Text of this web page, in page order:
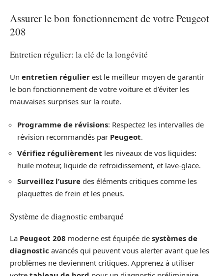
Assurer le bon fonctionnement de votre Peugeot
208
Entretien régulier: la clé de la longévité
Un entretien régulier est le meilleur moyen de garantir
le bon fonctionnement de votre voiture et d’éviter les
mauvaises surprises sur la route.
Programme de révisions: Respectez les intervalles de
révision recommandés par Peugeot.
Vérifiez régulièrement les niveaux de vos liquides:
huile moteur, liquide de refroidissement, et lave-glace.
Surveillez l’usure des éléments critiques comme les
plaquettes de frein et les pneus.
Système de diagnostic embarqué
La Peugeot 208 moderne est équipée de systèmes de
diagnostic avancés qui peuvent vous alerter avant que les
problèmes ne deviennent critiques. Apprenez à utiliser